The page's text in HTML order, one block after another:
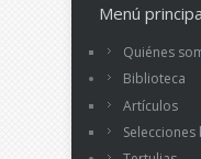
Menú
Quiénes
Biblioteca
Artículos